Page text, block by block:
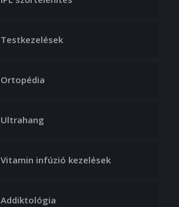
Testkezelések
Ortopédia
Ultrahang
Vitamin infúzió kezelések
Addiktológia